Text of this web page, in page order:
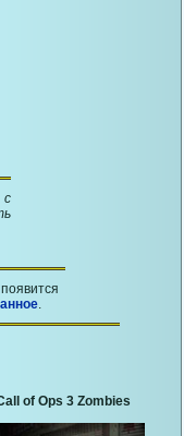
.
of Ops 3 Zombies